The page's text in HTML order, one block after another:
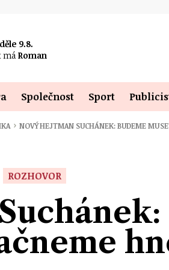
9.8.
má Roman
Společnost Sport
› NOVÝ HEJTMAN SUCHÁNEK: BUDEME
ROZHOVOR